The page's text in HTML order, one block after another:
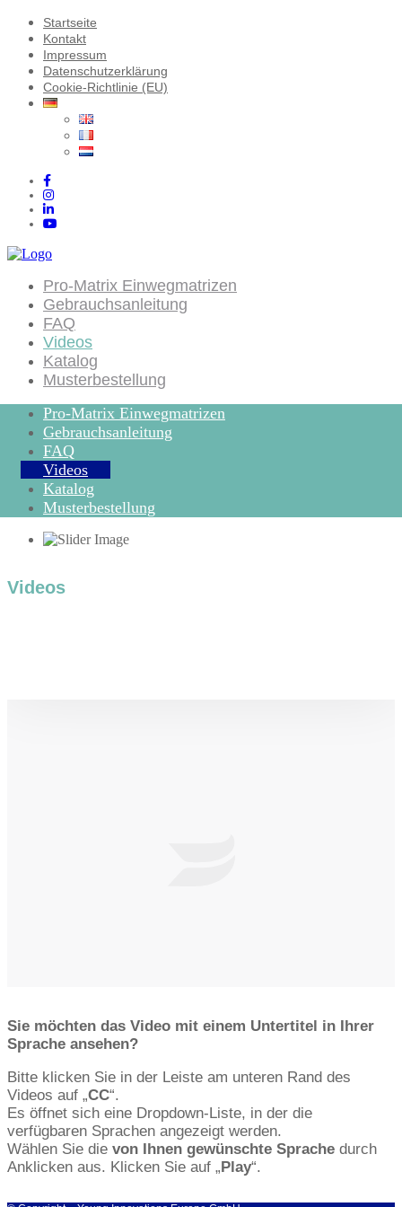
Startseite
Kontakt
Impressum
Datenschutzerklärung
Cookie-Richtlinie (EU)
Pro-Matrix Einwegmatrizen
Gebrauchsanleitung
FAQ
Videos
Katalog
Musterbestellung
Pro-Matrix Einwegmatrizen
Gebrauchsanleitung
FAQ
Videos
Katalog
Musterbestellung
Videos
Sie möchten das Video mit einem Untertitel in Ihrer
Sprache ansehen?
Bitte klicken Sie in der Leiste am unteren Rand des
Videos auf „CC“.
Es öffnet sich eine Dropdown-Liste, in der die
verfügbaren Sprachen angezeigt werden.
Wählen Sie die von Ihnen gewünschte Sprache durch
Anklicken aus. Klicken Sie auf „ Play“.